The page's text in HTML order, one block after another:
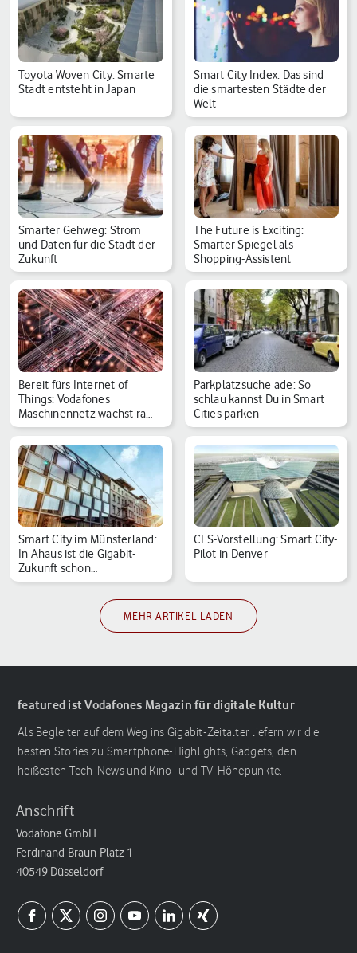
Toyota Woven City: Smarte
Stadt entsteht in Japan
Smart City Index: Das sind
die smartesten Städte der
Welt
Smarter Gehweg: Strom
und Daten für die Stadt der
Zukunft
The Future is Exciting:
Smarter Spiegel als
Shopping-Assistent
Bereit fürs Internet of
Things: Vodafones
Maschinennetz wächst ra…
Parkplatzsuche ade: So
schlau kannst Du in Smart
Cities parken
Smart City im Münsterland:
In Ahaus ist die Gigabit-
Zukunft schon…
CES-Vorstellung: Smart City-
Pilot in Denver
MEHR ARTIKEL LADEN
featured ist Vodafones Magazin für digitale Kultur
Als Begleiter auf dem Weg ins Gigabit-Zeitalter liefern wir die
besten Stories zu Smartphone-Highlights, Gadgets, den
heißesten Tech-News und Kino- und TV-Höhepunkte.
Anschrift
Vodafone GmbH
Ferdinand-Braun-Platz 1
40549 Düsseldorf